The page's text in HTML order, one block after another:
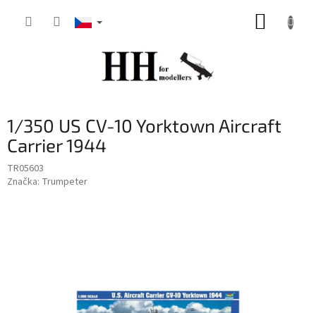
1/350 US CV-10 Yorktown Aircraft
Carrier 1944
TR05603
Značka: Trumpeter